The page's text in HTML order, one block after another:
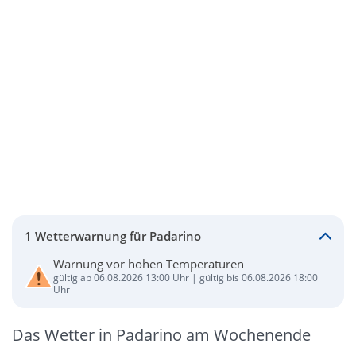
1 Wetterwarnung für Padarino
Warnung vor hohen Temperaturen
gültig ab 06.08.2026 13:00 Uhr | gültig bis 06.08.2026 18:00
Uhr
Das Wetter in Padarino am Wochenende